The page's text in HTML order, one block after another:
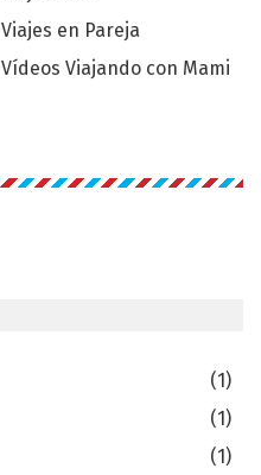
Viajes en Pareja
Vídeos Viajando con Mami
(1)
(1)
(1)